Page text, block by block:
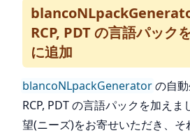
RCP, PDT の言語パック
に追加
blancoNLpackGeneratorの自
RCP, PDT の言語パックを加え
望(ニーズ)をお寄せいただき、